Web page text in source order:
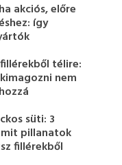
akciós, előre
így
télire:
nem
süti: 3
pillanatok
fillérekből